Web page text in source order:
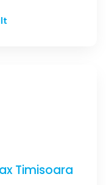
Timisoara